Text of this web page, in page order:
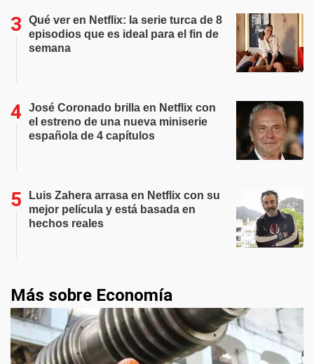
Qué ver en Netflix: la serie turca de 8
episodios que es ideal para el fin de
semana
José Coronado brilla en Netflix con
el estreno de una nueva miniserie
española de 4 capítulos
Luis Zahera arrasa en Netflix con su
mejor película y está basada en
hechos reales
Más sobre Economía